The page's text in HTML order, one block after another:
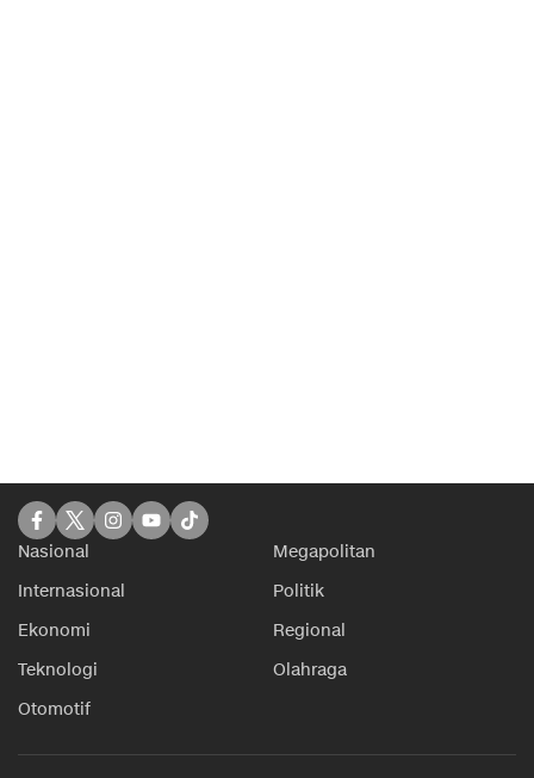
Nasional
Megapolitan
Internasional
Politik
Ekonomi
Regional
Teknologi
Olahraga
Otomotif